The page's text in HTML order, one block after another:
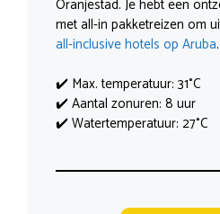
Oranjestad. Je hebt een
met all-in pakketreizen om
all-inclusive hotels op Aruba.
✔️ Max. temperatuur: 31°C
✔️ Aantal zonuren: 8 uur
✔️ Watertemperatuur: 27°C